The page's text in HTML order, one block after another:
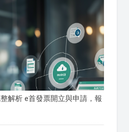
解析 e首發票開立與申請，報